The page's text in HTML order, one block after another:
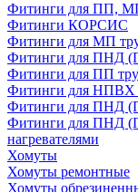
Фитинги для ПП,
Фитинги КОРСИС
Фитинги для МП
Фитинги для ПНД
Фитинги для ПП
Фитинги для НПВХ
Фитинги для ПНД
Фитинги для ПНД
нагревателями
Хомуты
Хомуты ремонтные
Хомуты